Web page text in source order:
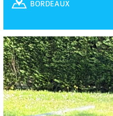
BORDEAUX